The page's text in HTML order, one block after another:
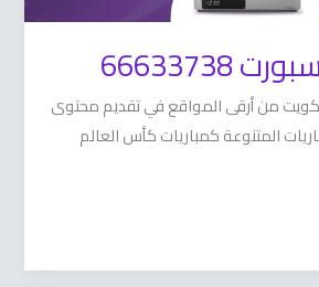
من أرقى المواقع في تقديم محتوى
كمباريات كأس العالم